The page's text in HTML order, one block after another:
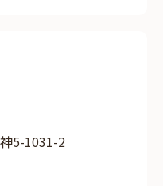
5-1031-2